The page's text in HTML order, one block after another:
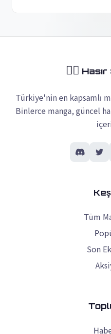
🏴‍☠️
Türkiye'nin en kapsamlı
Binlerce manga, güncel
Tüm
Son